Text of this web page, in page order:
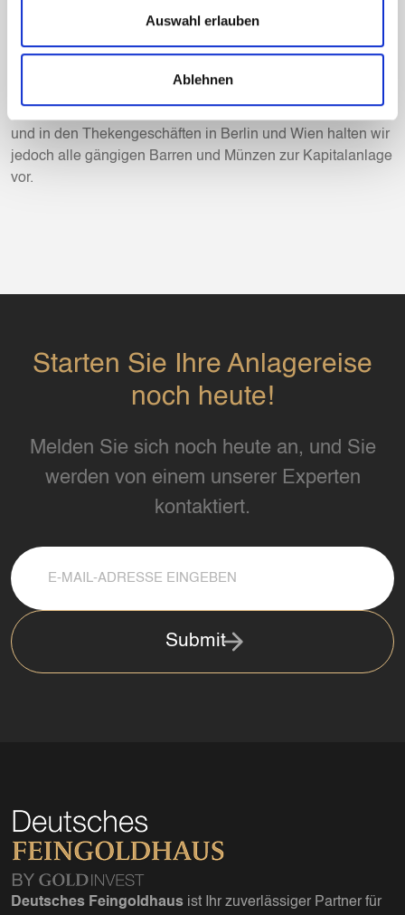
Auswahl erlauben
Ablehnen
Verkäuferdaten gibt es nicht.
und in den Thekengeschäften in Berlin und Wien halten wir
jedoch alle gängigen Barren und Münzen zur Kapitalanlage
vor.
Starten Sie Ihre Anlagereise
noch heute!
Melden Sie sich noch heute an, und Sie
werden von einem unserer Experten
kontaktiert.
Submit
Deutsches Feingoldhaus ist Ihr zuverlässiger Partner für